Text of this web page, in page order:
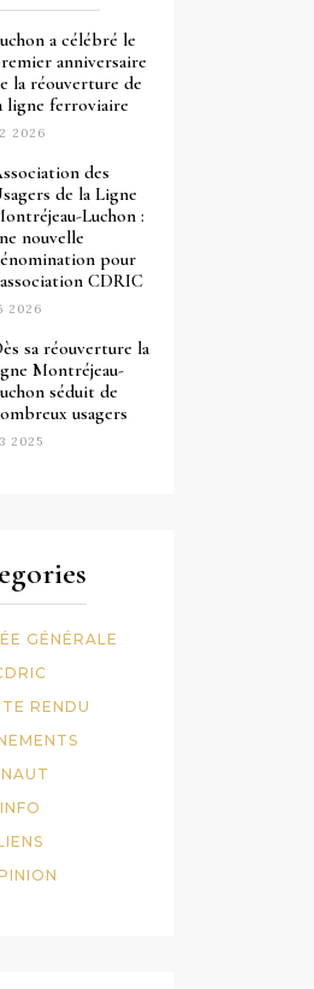
a célébré le
anniversaire
la réouverture de
ligne ferroviaire
2026
des
de la Ligne
Luchon :
nouvelle
pour
CDRIC
2026
sa réouverture la
Montréjeau-
séduit de
usagers
2025
GÉNÉRALE
RENDU
INFO